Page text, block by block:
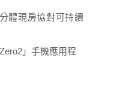
體現房協對可持續
」手機應用程